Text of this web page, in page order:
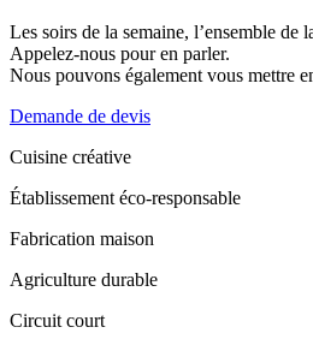
Les soirs de la semaine, l’ensemble de
Appelez-nous pour en parler.
Nous pouvons également vous mettre
Demande de devis
Cuisine créative
Établissement éco‑responsable
Fabrication maison
Agriculture durable
Circuit court